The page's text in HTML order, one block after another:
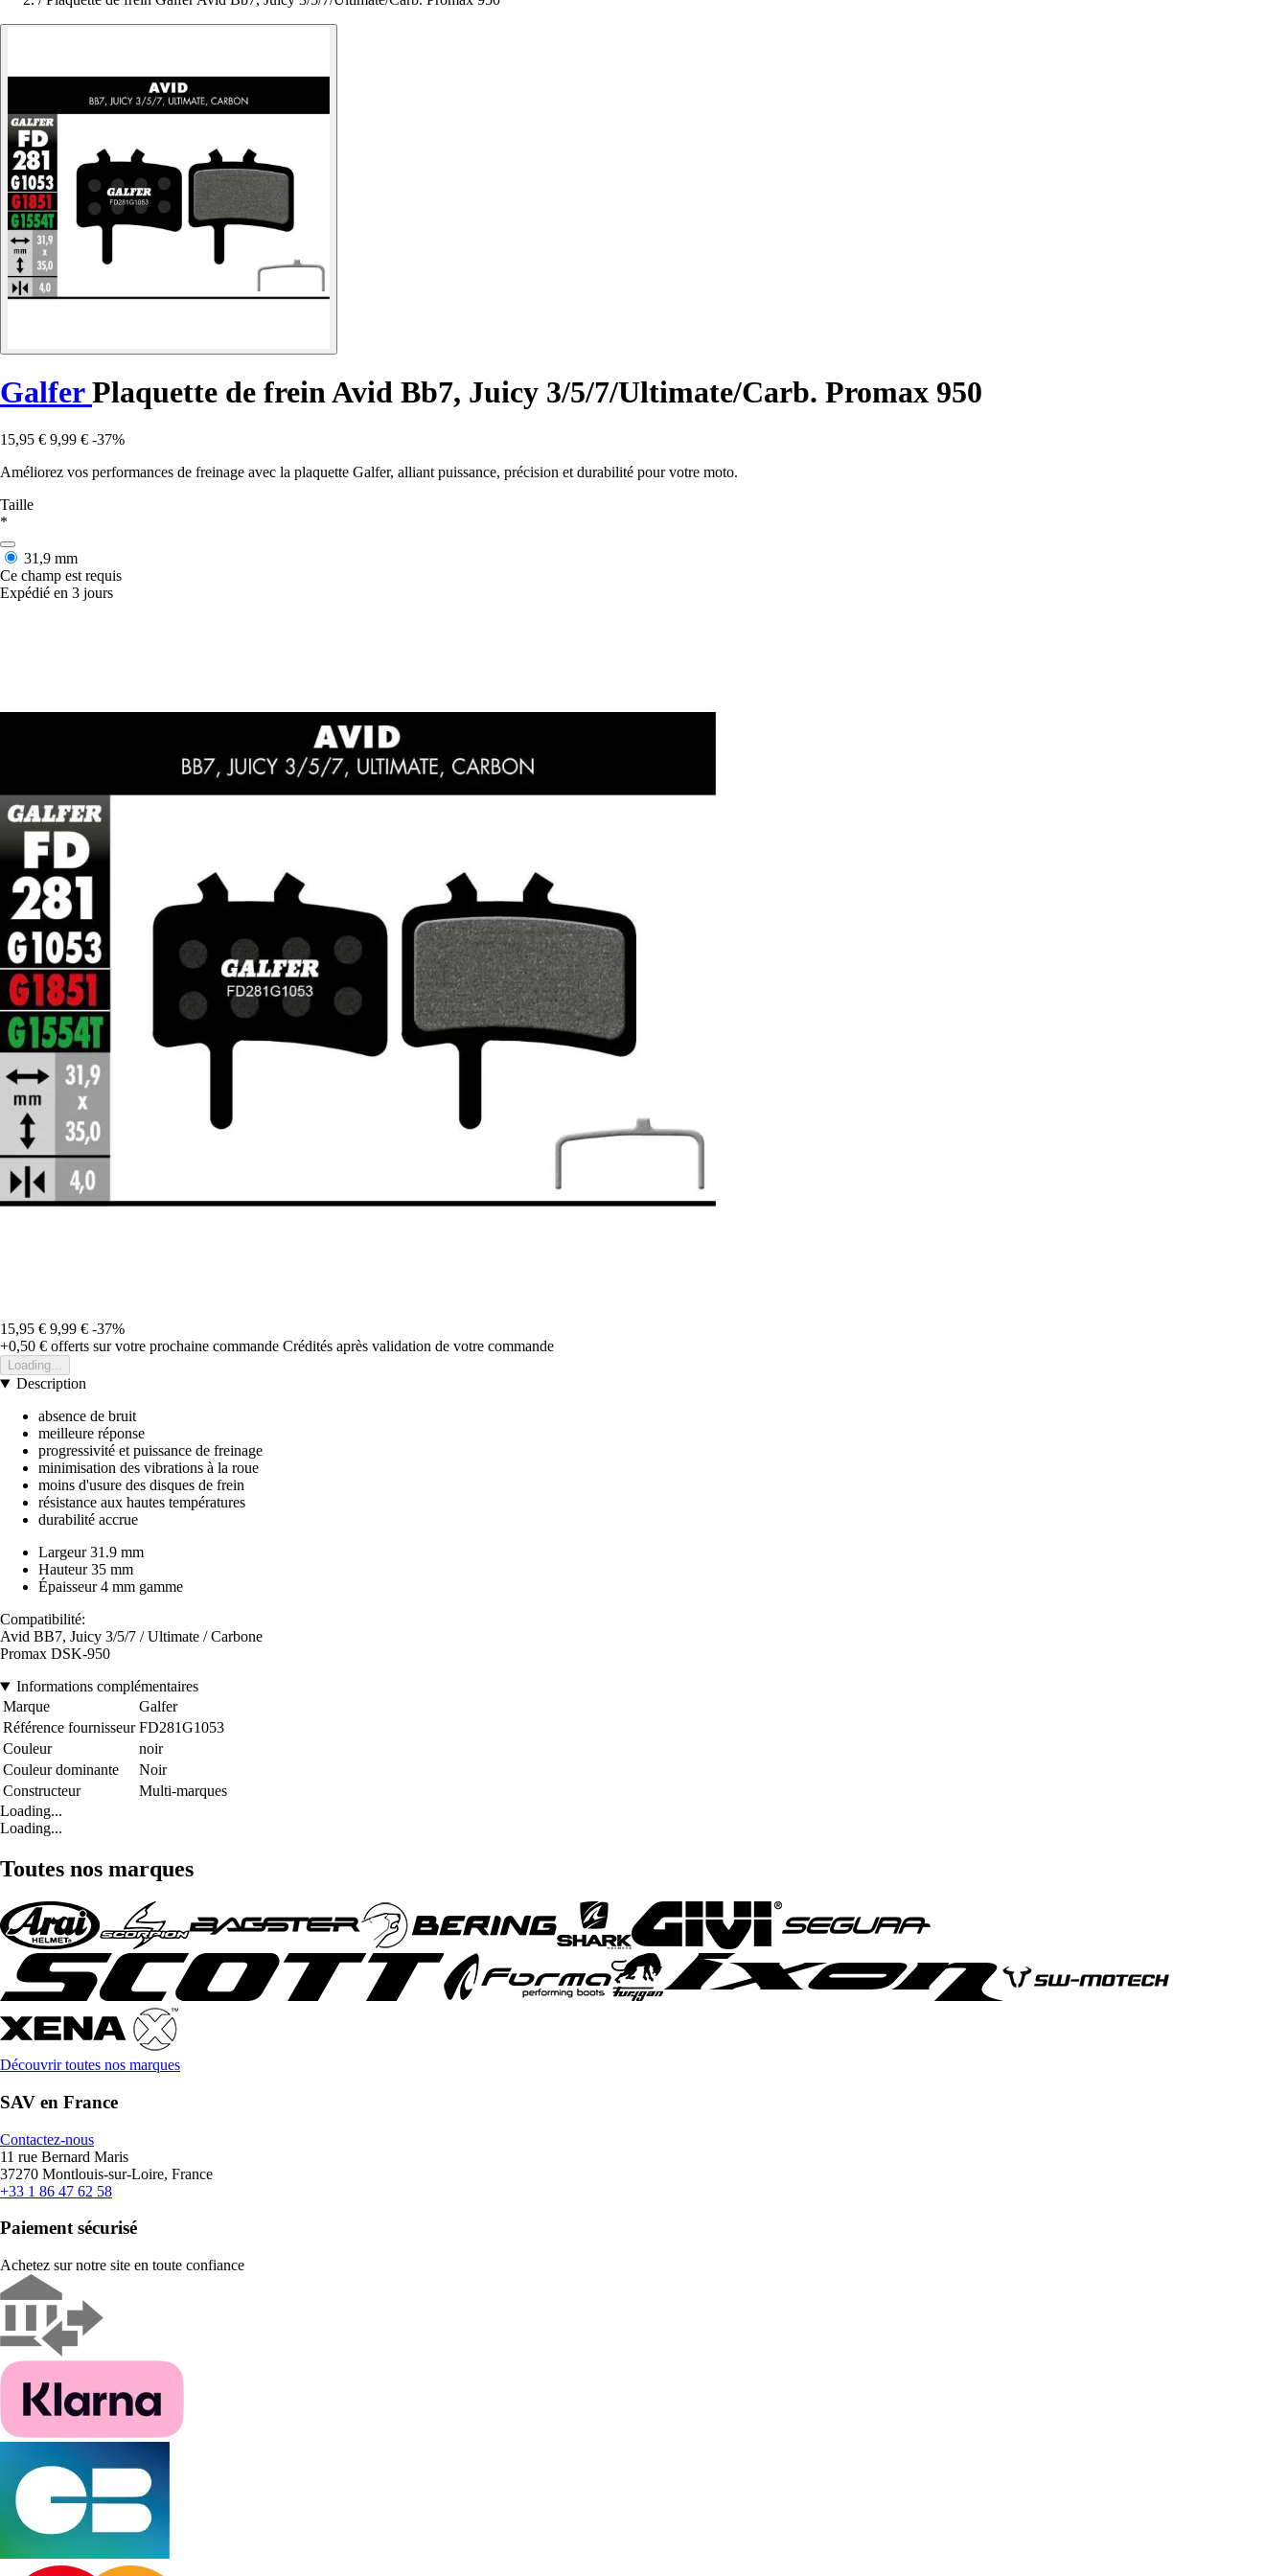
GalferPlaquette de frein Avid Bb7, Juicy 3/5/7/Ultimate/Carb. Promax 950
15,95 € 9,99 € -37%
Améliorez vos performances de freinage avec la plaquette Galfer, alliant puissance, précision et durabilité pour votre moto.
Taille
*
31,9 mm
Ce champ est requis
Expédié en 3 jours
15,95 € 9,99 € -37%
+0,50 € offerts sur votre prochaine commande Crédités après validation de votre commande
Loading...
Description
absence de bruit
meilleure réponse
progressivité et puissance de freinage
minimisation des vibrations à la roue
moins d'usure des disques de frein
résistance aux hautes températures
durabilité accrue
Largeur 31.9 mm
Hauteur 35 mm
Épaisseur 4 mm gamme
Compatibilité:
Avid BB7, Juicy 3/5/7 / Ultimate / Carbone
Promax DSK-950
Informations complémentaires
Marque
Galfer
Référence fournisseur FD281G1053
Couleur
noir
Couleur dominante
Noir
Constructeur
Multi-marques
Loading...
Loading...
Toutes nos marques
Découvrir toutes nos marques
SAV en France
Contactez-nous
11 rue Bernard Maris
37270 Montlouis-sur-Loire, France
+33 1 86 47 62 58
Paiement sécurisé
Achetez sur notre site en toute confiance